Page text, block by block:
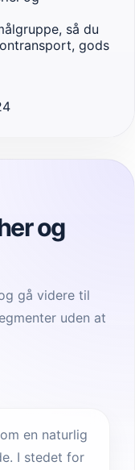
så du
gods
og
gå videre til
uden at
en naturlig
I stedet for